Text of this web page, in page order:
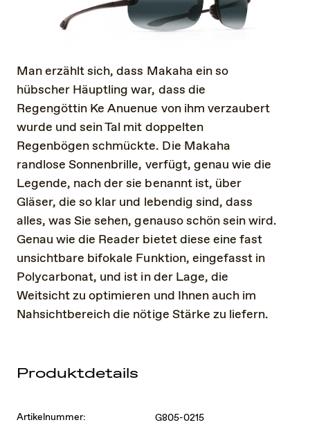
Man erzählt sich, dass Makaha ein so
hübscher Häuptling war, dass die
Regengöttin Ke Anuenue von ihm verzaubert
wurde und sein Tal mit doppelten
Regenbögen schmückte. Die Makaha
randlose Sonnenbrille, verfügt, genau wie die
Legende, nach der sie benannt ist, über
Gläser, die so klar und lebendig sind, dass
alles, was Sie sehen, genauso schön sein wird.
Genau wie die Reader bietet diese eine fast
unsichtbare bifokale Funktion, eingefasst in
Polycarbonat, und ist in der Lage, die
Weitsicht zu optimieren und Ihnen auch im
Nahsichtbereich die nötige Stärke zu liefern.
Produktdetails
Artikelnummer:
G805-0215